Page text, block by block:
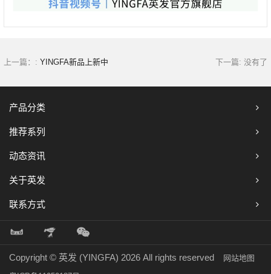
上一篇：: YINGFA新品上新中 下一篇: 没有了
产品分类
推荐系列
动态资讯
关于英发
联系方式
Copyright © 英发 (YINGFA) 2026 All rights reserved
网站地图